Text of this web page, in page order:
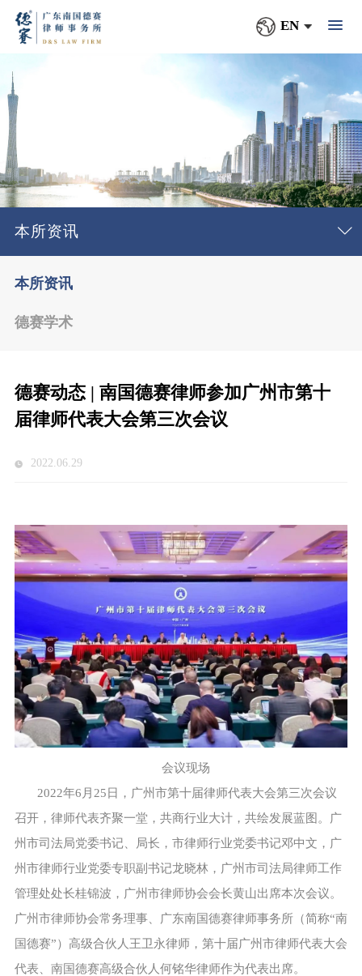
EN
本所资讯
本所资讯
德赛学术
德赛动态 | 南国德赛律师参加广州市第十
届律师代表大会第三次会议
2022.06.29
会议现场
2022年6月25日，广州市第十届律师代表大会第三次会议
召开，律师代表齐聚一堂，共商行业大计，共绘发展蓝图。广
州市司法局党委书记、局长，市律师行业党委书记邓中文，广
州市律师行业党委专职副书记龙晓林，广州市司法局律师工作
管理处处长桂锦波，广州市律师协会会长黄山出席本次会议。
广州市律师协会常务理事、广东南国德赛律师事务所（简称“南
国德赛”）高级合伙人王卫永律师，第十届广州市律师代表大会
代表、南国德赛高级合伙人何铭华律师作为代表出席。